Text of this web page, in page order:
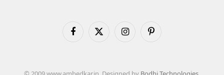
FacebookX
InstagramPinterest